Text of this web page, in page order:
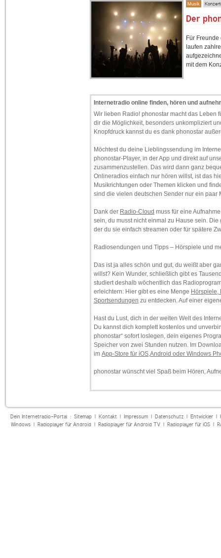
Musik
Der
Für
laufen
mit dem
Internetradio online finden, hören und
Wir lieben Radio! phonostar macht das Leben
dir die Möglichkeit, besonders unkompliziert
Knopfdruck kannst du es dank phonostar
Möchtest du deine Lieblingssendung im
phonostar-Player, in der App und direkt auf
zusammenzustellen. Das wird dann ganz
Onlineradios einfach nur hören willst, ist das
Musikrichtungen oder Themen klicken und
sind die vielen deutschen Sender nur ein
Dank der Radio-Cloud muss für eine
sein, du musst nicht einmal zu Hause sein.
der du sie einfach streamen oder für spätere
Radiosendungen und Tipps – Hörspiele und
Das ist ja alles schön und gut, du weißt aber
willst? Kein Wunder, schließlich gibt es
studiert deshalb wöchentlich das
erleichtern: Hier gibt es eine Menge Hörspiele,
Sportsendungen zu entdecken. Auf einer
Hast du Lust, dich in der weiten Welt des
Du kannst dich komplett kostenlos und
phonostar“ sofort loslegen, dein eigenes
Speicher von zwei Stunden nutzen. Im
im App-Store für iOS,Android oder Windows
phonostar wünscht viel Spaß beim Hören,
Dein Internetradio-Portal : Sitemap| Kontakt| Impressum| Datenschutz| Entwickler|
Windows| Radioplayer für Android| Radioplayer für Android TV| Radioplayer für iOS|